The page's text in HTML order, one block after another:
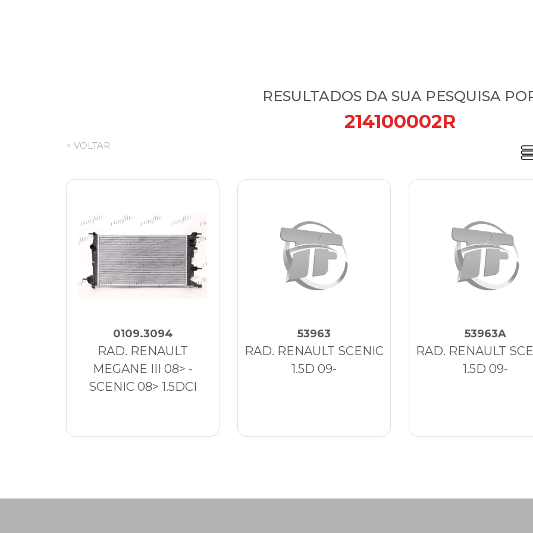
RESULTADOS DA SUA PESQUISA
214100002R
< VOLTAR
0109.3094
RAD. RENAULT
MEGANE III 08> -
SCENIC 08> 1.5DCI
53963
RAD. RENAULT SCENIC
1.5D 09-
53963A
RAD. RENAULT
1.5D 09-